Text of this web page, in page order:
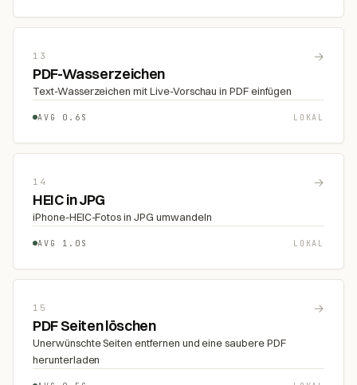
13 →
PDF-Wasserzeichen
Text-Wasserzeichen mit Live-Vorschau in PDF einfügen
AVG 0.6S LOKAL
14 →
HEIC in JPG
iPhone-HEIC-Fotos in JPG umwandeln
AVG 1.0S LOKAL
15 →
PDF Seiten löschen
Unerwünschte Seiten entfernen und eine saubere PDF
herunterladen